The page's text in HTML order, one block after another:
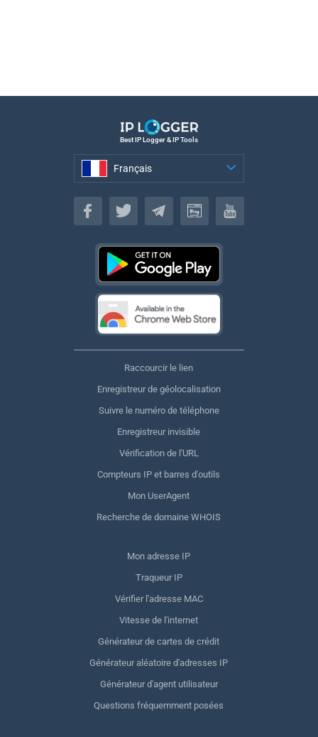
Best IP Logger & IP Tools
Français
Français
Raccourcir le lien
Enregistreur de géolocalisation
Suivre le numéro de téléphone
Enregistreur invisible
Vérification de l'URL
Compteurs IP et barres d'outils
Mon UserAgent
Recherche de domaine WHOIS
Mon adresse IP
Traqueur IP
Vérifier l'adresse MAC
Vitesse de l'internet
Générateur de cartes de crédit
Générateur aléatoire d'adresses IP
Générateur d'agent utilisateur
Questions fréquemment posées